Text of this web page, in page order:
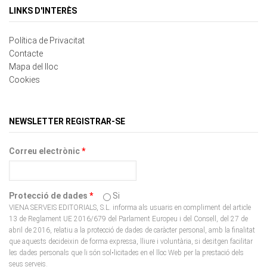
Política de Privacitat
Mapa del lloc
Cookies
Correu electrònic*
VIENA SERVEIS EDITORIALS, S.L. informa als usuaris en compliment del article
13 de Reglament UE 2016/679 del Parlament Europeu i del Consell, del 27 de
abril de 2016, relatiu a la protecció de dades de caràcter personal, amb la finalitat
que aquests decideixin de forma expressa, lliure i voluntària, si desitgen facilitar
les dades personals que li són sol•licitades en el lloc Web per la prestació dels
seus serveis.
CAPTCHA